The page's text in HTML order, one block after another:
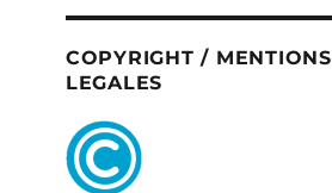
COPYRIGHT / MENTIONS
LEGALES